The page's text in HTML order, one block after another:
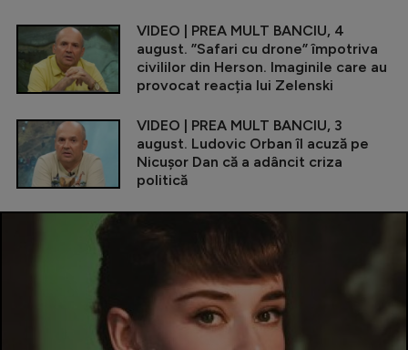
VIDEO | PREA MULT BANCIU, 4
august. ”Safari cu drone” împotriva
civililor din Herson. Imaginile care au
provocat reacția lui Zelenski
VIDEO | PREA MULT BANCIU, 3
august. Ludovic Orban îl acuză pe
Nicușor Dan că a adâncit criza
politică